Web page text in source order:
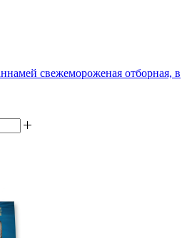
свежемороженая отборная, в